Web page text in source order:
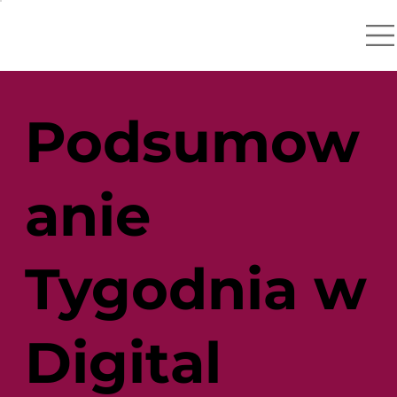
Podsumow
anie
Tygodnia w
Digital